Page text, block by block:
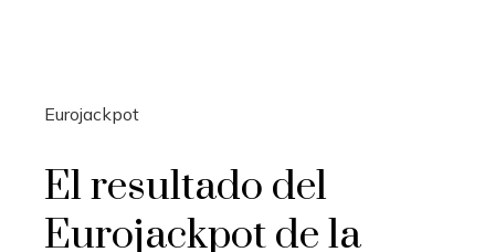
Eurojackpot
El resultado del
Eurojackpot de la